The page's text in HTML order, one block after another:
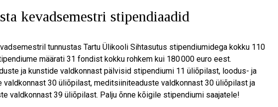
kevadsemestri stipendiaadid
tunnustas Tartu Ülikooli Sihtasutus stipendiumidega kokku 110
määrati 31 fondist kokku rohkem kui 180 000 euro eest.
ja kunstide valdkonnast pälvisid stipendiumi 11 üliõpilast, loodus- ja
valdkonnast 30 üliõpilast, meditsiiniteaduste valdkonnast 30 üliõpilast ja
valdkonnast 39 üliõpilast. Palju õnne kõigile stipendiumi saajatele!